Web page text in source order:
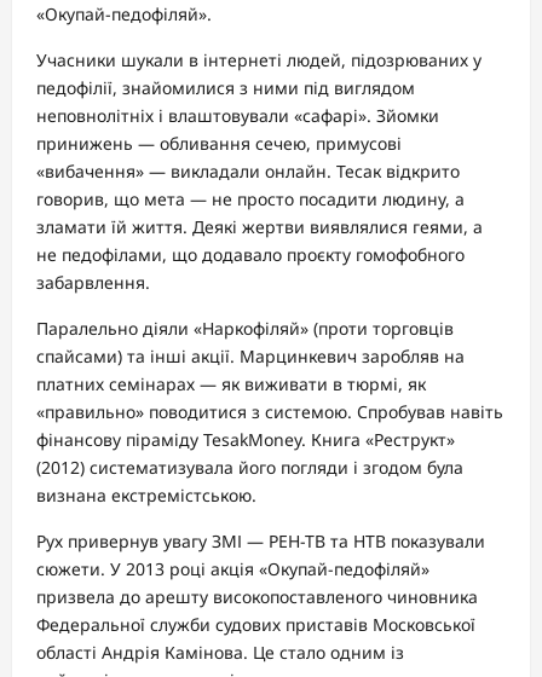
«Окупай-педофіляй».
Учасники шукали в інтернеті людей, підозрюваних у
педофілії, знайомилися з ними під виглядом
неповнолітніх і влаштовували «сафарі». Зйомки
принижень — обливання сечею, примусові
«вибачення» — викладали онлайн. Тесак відкрито
говорив, що мета — не просто посадити людину, а
зламати їй життя. Деякі жертви виявлялися геями, а
не педофілами, що додавало проєкту гомофобного
забарвлення.
Паралельно діяли «Наркофіляй» (проти торговців
спайсами) та інші акції. Марцинкевич заробляв на
платних семінарах — як виживати в тюрмі, як
«правильно» поводитися з системою. Спробував навіть
фінансову піраміду TesakMoney. Книга «Реструкт»
(2012) систематизувала його погляди і згодом була
визнана екстремістською.
Рух привернув увагу ЗМІ — РЕН-ТВ та НТВ показували
сюжети. У 2013 році акція «Окупай-педофіляй»
призвела до арешту високопоставленого чиновника
Федеральної служби судових приставів Московської
області Андрія Камінова. Це стало одним із